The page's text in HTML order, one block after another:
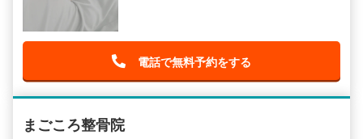
電話で無料予約をする
まごころ整骨院